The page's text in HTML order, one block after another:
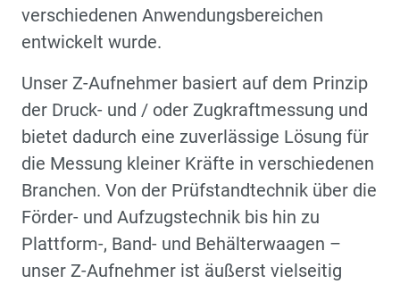
verschiedenen Anwendungsbereichen
entwickelt wurde.
Unser Z-Aufnehmer basiert auf dem Prinzip
der Druck- und / oder Zugkraftmessung und
bietet dadurch eine zuverlässige Lösung für
die Messung kleiner Kräfte in verschiedenen
Branchen. Von der Prüfstandtechnik über die
Förder- und Aufzugstechnik bis hin zu
Plattform-, Band- und Behälterwaagen –
unser Z-Aufnehmer ist äußerst vielseitig